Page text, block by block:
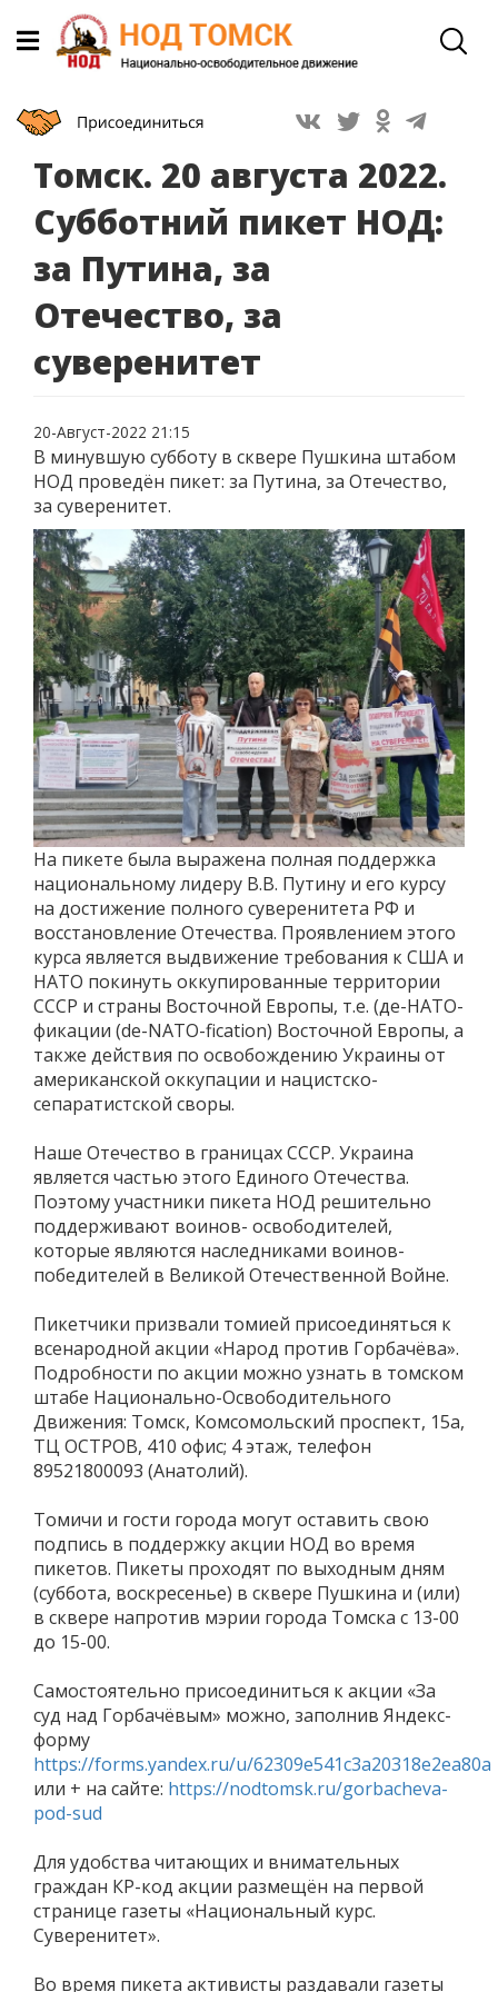
Томск. 20 августа 2022.
Субботний пикет НОД:
за Путина, за
Отечество, за
суверенитет
20-Август-2022 21:15
В минувшую субботу в сквере Пушкина штабом
НОД проведён пикет: за Путина, за Отечество,
за суверенитет.
На пикете была выражена полная поддержка
национальному лидеру В.В. Путину и его курсу
на достижение полного суверенитета РФ и
восстановление Отечества. Проявлением этого
курса является выдвижение требования к США и
НАТО покинуть оккупированные территории
СССР и страны Восточной Европы, т.е. (де-НАТО-
фикации (de-NATO-fication) Восточной Европы, а
также действия по освобождению Украины от
американской оккупации и нацистско-
сепаратистской своры.
Наше Отечество в границах СССР. Украина
является частью этого Единого Отечества.
Поэтому участники пикета НОД решительно
поддерживают воинов- освободителей,
которые являются наследниками воинов-
победителей в Великой Отечественной Войне.
Пикетчики призвали томией присоединяться к
всенародной акции «Народ против Горбачёва».
Подробности по акции можно узнать в томском
штабе Национально-Освободительного
Движения: Томск, Комсомольский проспект, 15а,
ТЦ ОСТРОВ, 410 офис; 4 этаж, телефон
89521800093 (Анатолий).
Томичи и гости города могут оставить свою
подпись в поддержку акции НОД во время
пикетов. Пикеты проходят по выходным дням
(суббота, воскресенье) в сквере Пушкина и (или)
в сквере напротив мэрии города Томска с 13-00
до 15-00.
Самостоятельно присоединиться к акции «За
суд над Горбачёвым» можно, заполнив Яндекс-
форму
https://forms.yandex.ru/u/62309e541c3a20318e2ea80a
или + на сайте: https://nodtomsk.ru/gorbacheva-
pod-sud
Для удобства читающих и внимательных
граждан КР-код акции размещён на первой
странице газеты «Национальный курс.
Суверенитет».
Во время пикета активисты раздавали газеты